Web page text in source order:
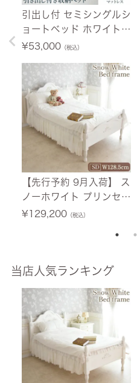
引出し付 セミシングルシ
ョートベッド ホワイト
幅84cm ボンネルコイル
¥53,000（税込）
【先行予約 9月入荷】 ス
ノーホワイト プリンセス
セミダブルベッド ホワイ
¥129,200（税込）
当店人気ランキング